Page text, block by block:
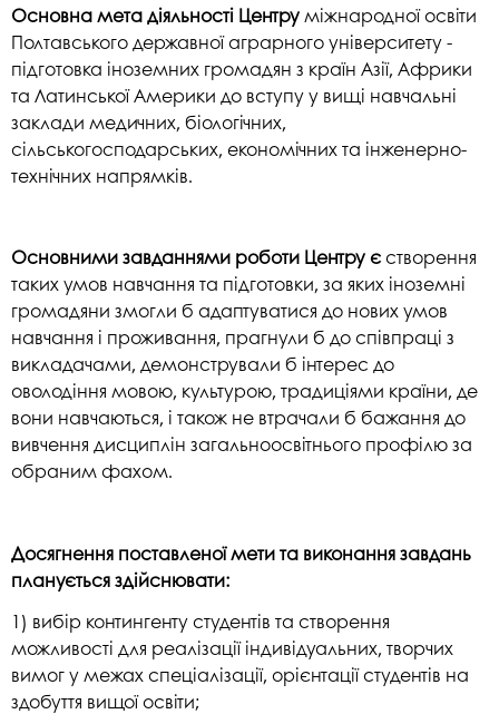
Основна мета діяльності Центруміжнародної освіти
Полтавського державної аграрного університету -
підготовка іноземних громадян з країн Азії, Африки
та Латинської Америки до вступу у вищі навчальні
заклади медичних, біологічних,
сільськогосподарських, економічних та інженерно-
технічних напрямків.
Основними завданнями роботи Центру єстворення
таких умов навчання та підготовки, за яких іноземні
громадяни змогли б адаптуватися до нових умов
навчання і проживання, прагнули б до співпраці з
викладачами, демонстрували б інтерес до
оволодіння мовою, культурою, традиціями країни, де
вони навчаються, і також не втрачали б бажання до
вивчення дисциплін загальноосвітнього профілю за
обраним фахом.
Досягнення поставленої мети та виконання завдань
планується здійснювати:
1) вибір контингенту студентів та створення
можливості для реалізації індивідуальних, творчих
вимог у межах спеціалізації, орієнтації студентів на
здобуття вищої освіти;